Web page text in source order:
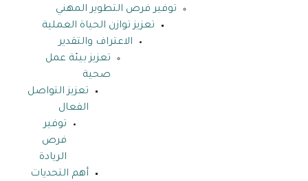
توفير فرص التطوير المهني
تعزيز توازن الحياة العملية
الاعتراف والتقدير
تعزيز بيئة عمل
صحية
تعزيز التواصل
الفعال
توفير
فرص
الريادة
أهم التحديات